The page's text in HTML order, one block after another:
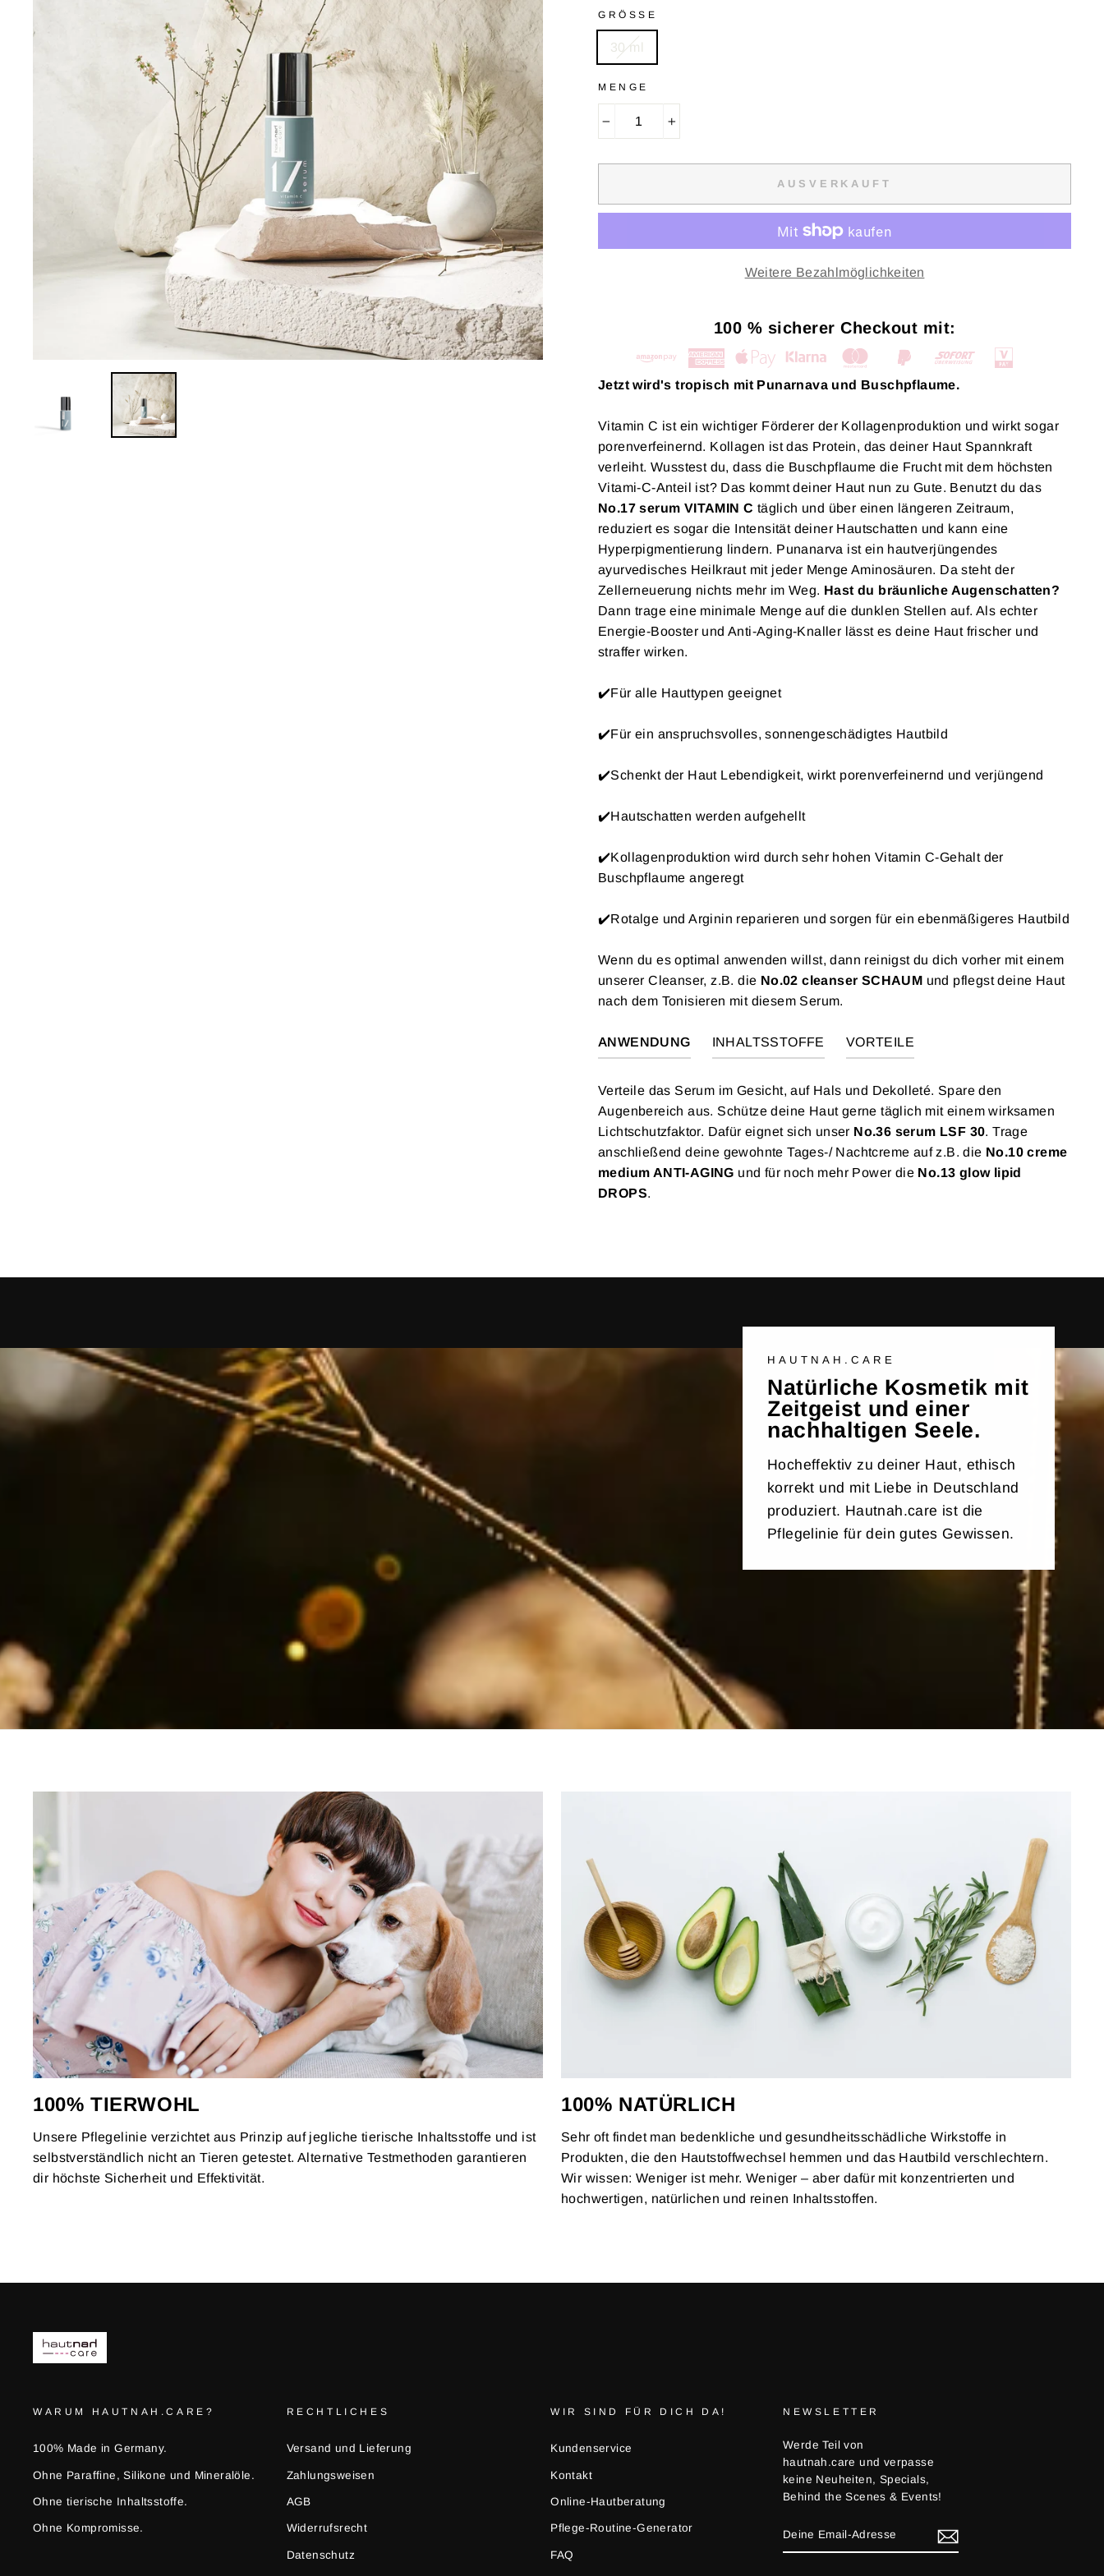
GRÖSSE
30 ml
MENGE
AUSVERKAUFT
Weitere Bezahlmöglichkeiten
100 % sicherer Checkout mit:
Jetzt wird's tropisch mit Punarnava und Buschpflaume.
Vitamin C ist ein wichtiger Förderer der Kollagenproduktion und wirkt sogar
porenverfeinernd. Kollagen ist das Protein, das deiner Haut Spannkraft
verleiht. Wusstest du, dass die Buschpflaume die Frucht mit dem höchsten
Vitami-C-Anteil ist? Das kommt deiner Haut nun zu Gute. Benutzt du das
No.17 serum VITAMIN C täglich und über einen längeren Zeitraum,
reduziert es sogar die Intensität deiner Hautschatten und kann eine
Hyperpigmentierung lindern. Punanarva ist ein hautverjüngendes
ayurvedisches Heilkraut mit jeder Menge Aminosäuren. Da steht der
Zellerneuerung nichts mehr im Weg. Hast du bräunliche Augenschatten?
Dann trage eine minimale Menge auf die dunklen Stellen auf. Als echter
Energie-Booster und Anti-Aging-Knaller lässt es deine Haut frischer und
straffer wirken.
✔️Für alle Hauttypen geeignet
✔️Für ein anspruchsvolles, sonnengeschädigtes Hautbild
✔️Schenkt der Haut Lebendigkeit, wirkt porenverfeinernd und verjüngend
✔️Hautschatten werden aufgehellt
✔️Kollagenproduktion wird durch sehr hohen Vitamin C-Gehalt der
Buschpflaume angeregt
✔️Rotalge und Arginin reparieren und sorgen für ein ebenmäßigeres Hautbild
Wenn du es optimal anwenden willst, dann reinigst du dich vorher mit einem
unserer Cleanser, z.B. die No.02 cleanser SCHAUM und pflegst deine Haut
nach dem Tonisieren mit diesem Serum.
ANWENDUNG
Verteile das Serum im Gesicht, auf Hals und Dekolleté. Spare den
Augenbereich aus. Schütze deine Haut gerne täglich mit einem wirksamen
Lichtschutzfaktor. Dafür eignet sich unser No.36 serum LSF 30. Trage
anschließend deine gewohnte Tages-/ Nachtcreme auf z.B. die No.10 creme
medium ANTI-AGING und für noch mehr Power die No.13 glow lipid
DROPS.
INHALTSSTOFFE VORTEILE
HAUTNAH.CARE
Natürliche Kosmetik mit
Zeitgeist und einer
nachhaltigen Seele.
Hocheffektiv zu deiner Haut, ethisch
korrekt und mit Liebe in Deutschland
produziert. Hautnah.care ist die
Pflegelinie für dein gutes Gewissen.
100% TIERWOHL
Unsere Pflegelinie verzichtet aus Prinzip auf jegliche tierische Inhaltsstoffe und ist
selbstverständlich nicht an Tieren getestet. Alternative Testmethoden garantieren
dir höchste Sicherheit und Effektivität.
100% NATÜRLICH
Sehr oft findet man bedenkliche und gesundheitsschädliche Wirkstoffe in
Produkten, die den Hautstoffwechsel hemmen und das Hautbild verschlechtern.
Wir wissen: Weniger ist mehr. Weniger – aber dafür mit konzentrierten und
hochwertigen, natürlichen und reinen Inhaltsstoffen.
WARUM HAUTNAH.CARE?
100% Made in Germany.
Ohne Paraffine, Silikone und Mineralöle.
Ohne tierische Inhaltsstoffe.
Ohne Kompromisse.
RECHTLICHES
Versand und Lieferung
Zahlungsweisen
AGB
Widerrufsrecht
Datenschutz
WIR SIND FÜR DICH DA!
Kundenservice
Kontakt
Online-Hautberatung
Pflege-Routine-Generator
FAQ
NEWSLETTER
Werde Teil von
hautnah.care und verpasse
keine Neuheiten, Specials,
Behind the Scenes & Events!
EMAIL-
ADRESSE